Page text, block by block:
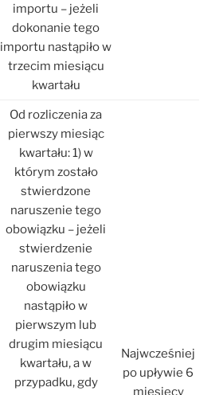
importu – jeżeli
dokonanie tego
importu nastąpiło w
trzecim miesiącu
kwartału
Od rozliczenia za
pierwszy miesiąc
kwartału: 1) w
którym zostało
stwierdzone
naruszenie tego
obowiązku – jeżeli
stwierdzenie
naruszenia tego
obowiązku
nastąpiło w
pierwszym lub
drugim miesiącu
kwartału, a w
przypadku, gdy
Najwcześniej
po upływie 6
miesięcy